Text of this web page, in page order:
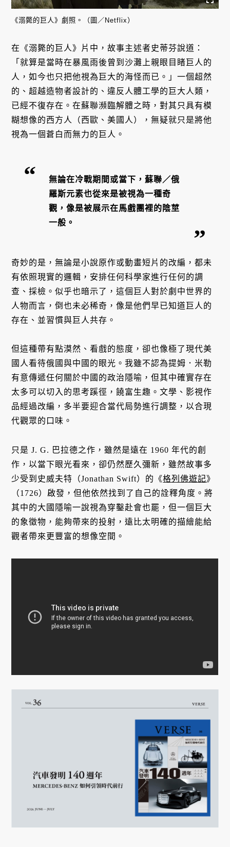
《溺斃的巨人》劇照。（圖／Netflix）
在《溺斃的巨人》片中，故事主述者史蒂芬說道：
「就算是當時在暴風雨後曾到沙灘上親眼目睹巨人的
人，如今也只把他視為巨大的海怪而已。」一個超然
的、超越造物者設計的、違反人體工學的巨大人類，
已經不復存在。在蘇聯瀕臨解體之時，對其只具有模
糊想像的西方人（西歐、美國人），無疑就只是將他
視為一個蒼白而無力的巨人。
無論在冷戰期間或當下，蘇聯／俄
羅斯元素也從來是被視為一種奇
觀，像是被展示在馬戲團裡的陰莖
一般。
奇妙的是，無論是小說原作或動畫短片的改編，都未
有依照現實的邏輯，安排任何科學家進行任何的調
查、採檢。似乎也暗示了，這個巨人對於劇中世界的
人物而言，倒也未必稀奇，像是他們早已知道巨人的
存在、並習慣與巨人共存。
但這種帶有點漠然、看戲的態度，卻也像極了現代美
國人看待俄國與中國的眼光。我雖不認為提姆．米勒
有意傳遞任何關於中國的政治隱喻，但其中確實存在
太多可以切入的思考蹊徑，饒富生趣。文學、影視作
品經過改編，多半要迎合當代局勢進行調整，以合現
代觀眾的口味。
只是 J. G. 巴拉德之作，雖然是遠在 1960 年代的創
作，以當下眼光看來，卻仍然歷久彌新，雖然故事多
少受到史威夫特（Jonathan Swift）的《格列佛遊記》
（1726）啟發，但他依然找到了自己的詮釋角度。將
其中的大國隱喻一說視為穿鑿赴會也罷，但一個巨大
的象徵物，能夠帶來的投射，遠比太明確的描繪能給
觀者帶來更豐富的想像空間。